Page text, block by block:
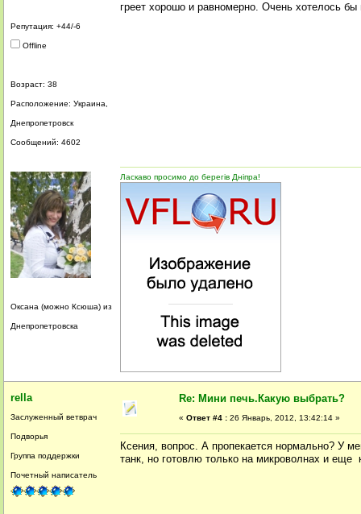
Репутация: +44/-6
Offline
Возраст: 38
Расположение: Украина,
Днепропетровск
Сообщений: 4602
Оксана (можно Ксюша) из
Днепропетровска
греет хорошо и равномерно. Очень хотелось
Ласкаво просимо до берегів Дніпра!
rella
Заслуженный ветврач
Подворья
Группа поддержки
Почетный написатель
Re: Мини печь.Какую выбрать?
« Ответ #4 : 26 Январь, 2012, 13:42:14 »
Ксения, вопрос. А пропекается нормально? У
танк, но готовлю только на микроволнах и еще